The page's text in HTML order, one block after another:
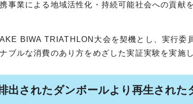
事業による地域活性化・持続可能社会への貢献
BIWA TRIATHLON大会を契機とし、実行委
ブルな消費のあり⽅をめざした実証実験を実施し
出されたダンボールより再生された